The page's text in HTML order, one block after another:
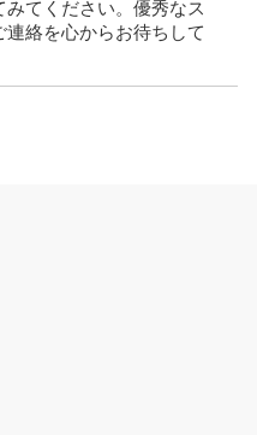
みてください。優秀なス
連絡を心からお待ちして